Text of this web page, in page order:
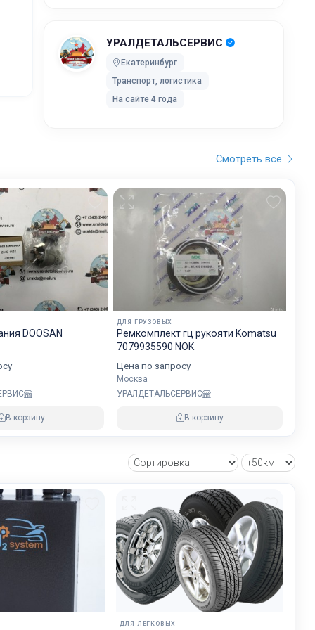
УРАЛДЕТАЛЬСЕРВИС
Екатеринбург
Транспорт, логистика
На сайте 4 года
Extra
Мы
на
Смотреть все
DOOSAN
В корзину
ДЛЯ ГРУЗОВЫХ
Рeмкoмплeкт гц рукояти Komatsu
7079935590 NOK
Цена по запросу
Москва
УРАЛДЕТАЛЬСЕРВИС
В корзину
ДЛЯ ЛЕГКОВЫХ